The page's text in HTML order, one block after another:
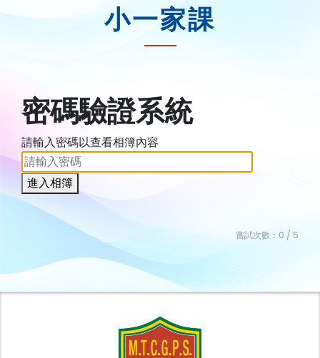
小一家課
密碼驗證系統
請輸入密碼以查看相簿內容
進入相簿
嘗試次數： 0 / 5